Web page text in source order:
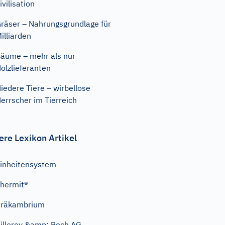
– Nahrungsgrundlage für
– mehr als nur
Tiere – wirbellose
im Tierreich
Lexikon Artikel